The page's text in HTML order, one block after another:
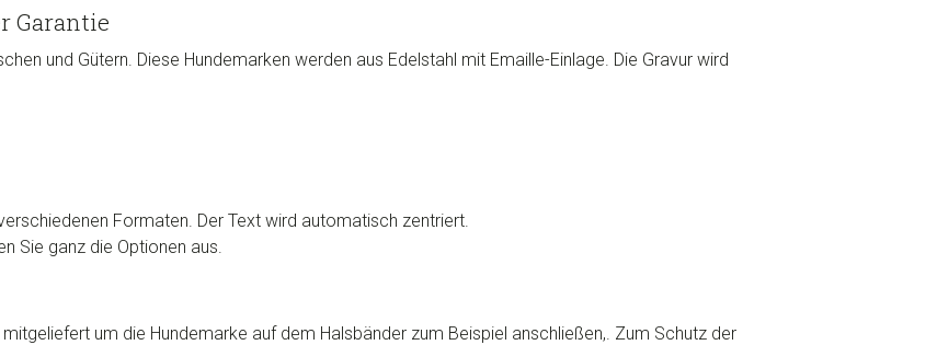
Garantie
und Gütern. Diese Hundemarken werden aus Edelstahl mit Emaille-Einlage. Die Gravur wird
Formaten. Der Text wird automatisch zentriert.
Sie ganz die Optionen aus.
um die Hundemarke auf dem Halsbänder zum Beispiel anschließen,. Zum Schutz der